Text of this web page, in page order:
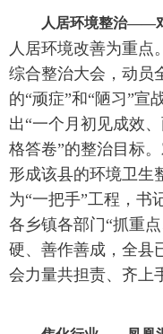
人居环境整治——
人居环境改善为重点
综合整治大会，动员
的“顽症”和“陋习”宣
出“一个月初见成效
格答卷”的整治目标
形成该县的环境卫生
为“一把手”工程，书
各乡镇各部门“抓重
硬、善作善成，全县
会力量共担责、齐上